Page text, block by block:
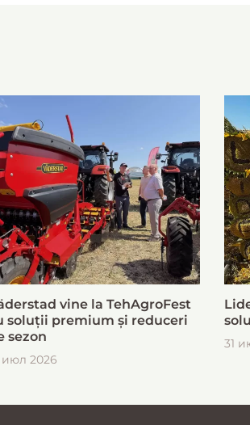
vine la TehAgroFest
soluții premium și reduceri
sezon
июл 2026
31